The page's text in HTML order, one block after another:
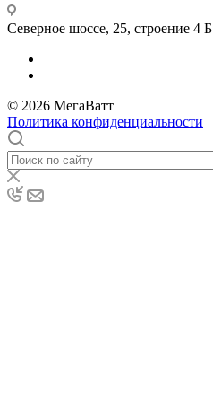
Северное шоссе, 25, строение 4 Б
© 2026 МегаВатт
Политика конфиденциальности